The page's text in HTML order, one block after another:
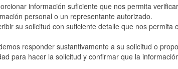
información suficiente que nos permita
personal o un representante autorizado.
su solicitud con suficiente detalle que nos
responder sustantivamente a su solicitud o
para hacer la solicitud y confirmar que la